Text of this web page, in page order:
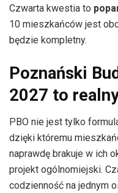
Czwarta kwestia to
10 mieszkańców jest
będzie kompletny.
Poznański
2027 to
PBO nie jest tylko
dzięki któremu
naprawdę brakuje w ich
projekt ogólnomiejski.
codzienność na jednym